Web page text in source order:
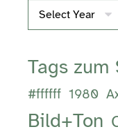
Archives
Tags zum
#ffffff 1980
Bild+Ton